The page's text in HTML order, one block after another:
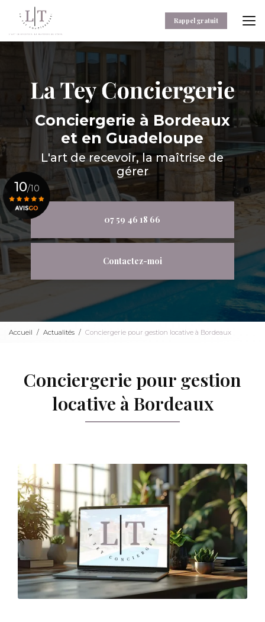
contenu
principal
Rappel gratuit
Conciergerie à Bordeaux
et en Guadeloupe
L'art de recevoir, la maîtrise de
gérer
07 59 46 18 66
Contactez-moi
10/10
Voir le certificat
Accueil Actualités Conciergerie pour gestion locative à Bordeaux
Conciergerie pour gestion
locative à Bordeaux